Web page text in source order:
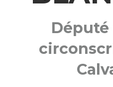
Député